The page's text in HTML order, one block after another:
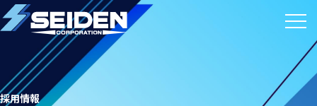
採用情報